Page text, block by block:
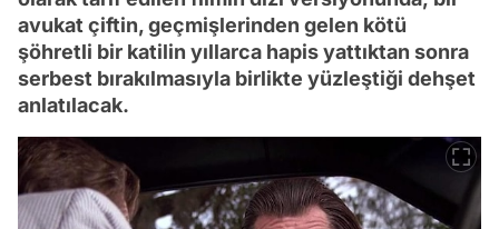
avukat çiftin, geçmişlerinden gelen kötü
şöhretli bir katilin yıllarca hapis yattıktan sonra
serbest bırakılmasıyla birlikte yüzleştiği dehşet
anlatılacak.